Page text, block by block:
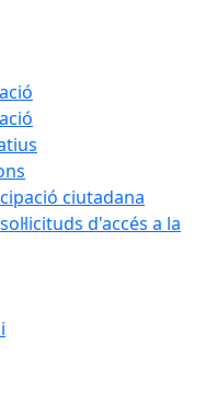
ciutadana
d'accés a la